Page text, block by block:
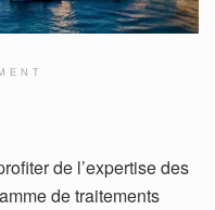
de l’expertise des
de traitements